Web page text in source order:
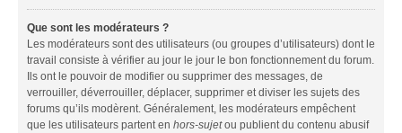
Que sont les modérateurs ?
Les modérateurs sont des utilisateurs (ou groupes d’utilisateurs) dont le
travail consiste à vérifier au jour le jour le bon fonctionnement du forum.
Ils ont le pouvoir de modifier ou supprimer des messages, de
verrouiller, déverrouiller, déplacer, supprimer et diviser les sujets des
forums qu’ils modèrent. Généralement, les modérateurs empêchent
que les utilisateurs partent en hors-sujetou publient du contenu abusif